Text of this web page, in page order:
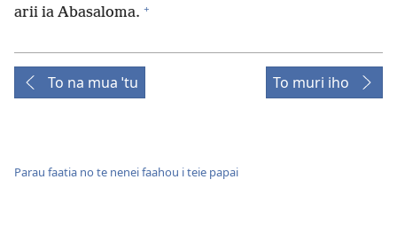
arii ia Abasaloma. +
To na mua ˈtu To muri iho
Parau faatia no te nenei faahou i teie papai